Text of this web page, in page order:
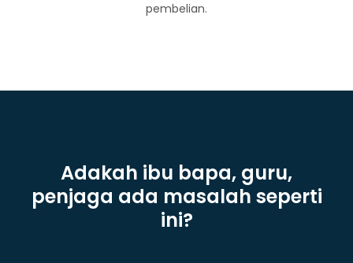
pembelian.
Adakah ibu bapa, guru,
penjaga ada masalah seperti
ini?